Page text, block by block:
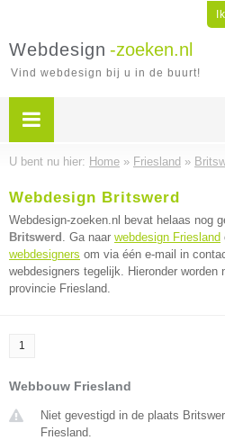
Webdesign -zoeken.nl
Vind webdesign bij u in de buurt!
U bent nu hier: Home » Friesland »
Webdesign Britswerd
Webdesign-zoeken.nl bevat helaas nog
Britswerd . Ga naar webdesign Friesland
webdesigners om via één e-mail in
webdesigners tegelijk. Hieronder worden
provincie Friesland.
1
Webbouw Friesland
Niet gevestigd in de plaats
Friesland.